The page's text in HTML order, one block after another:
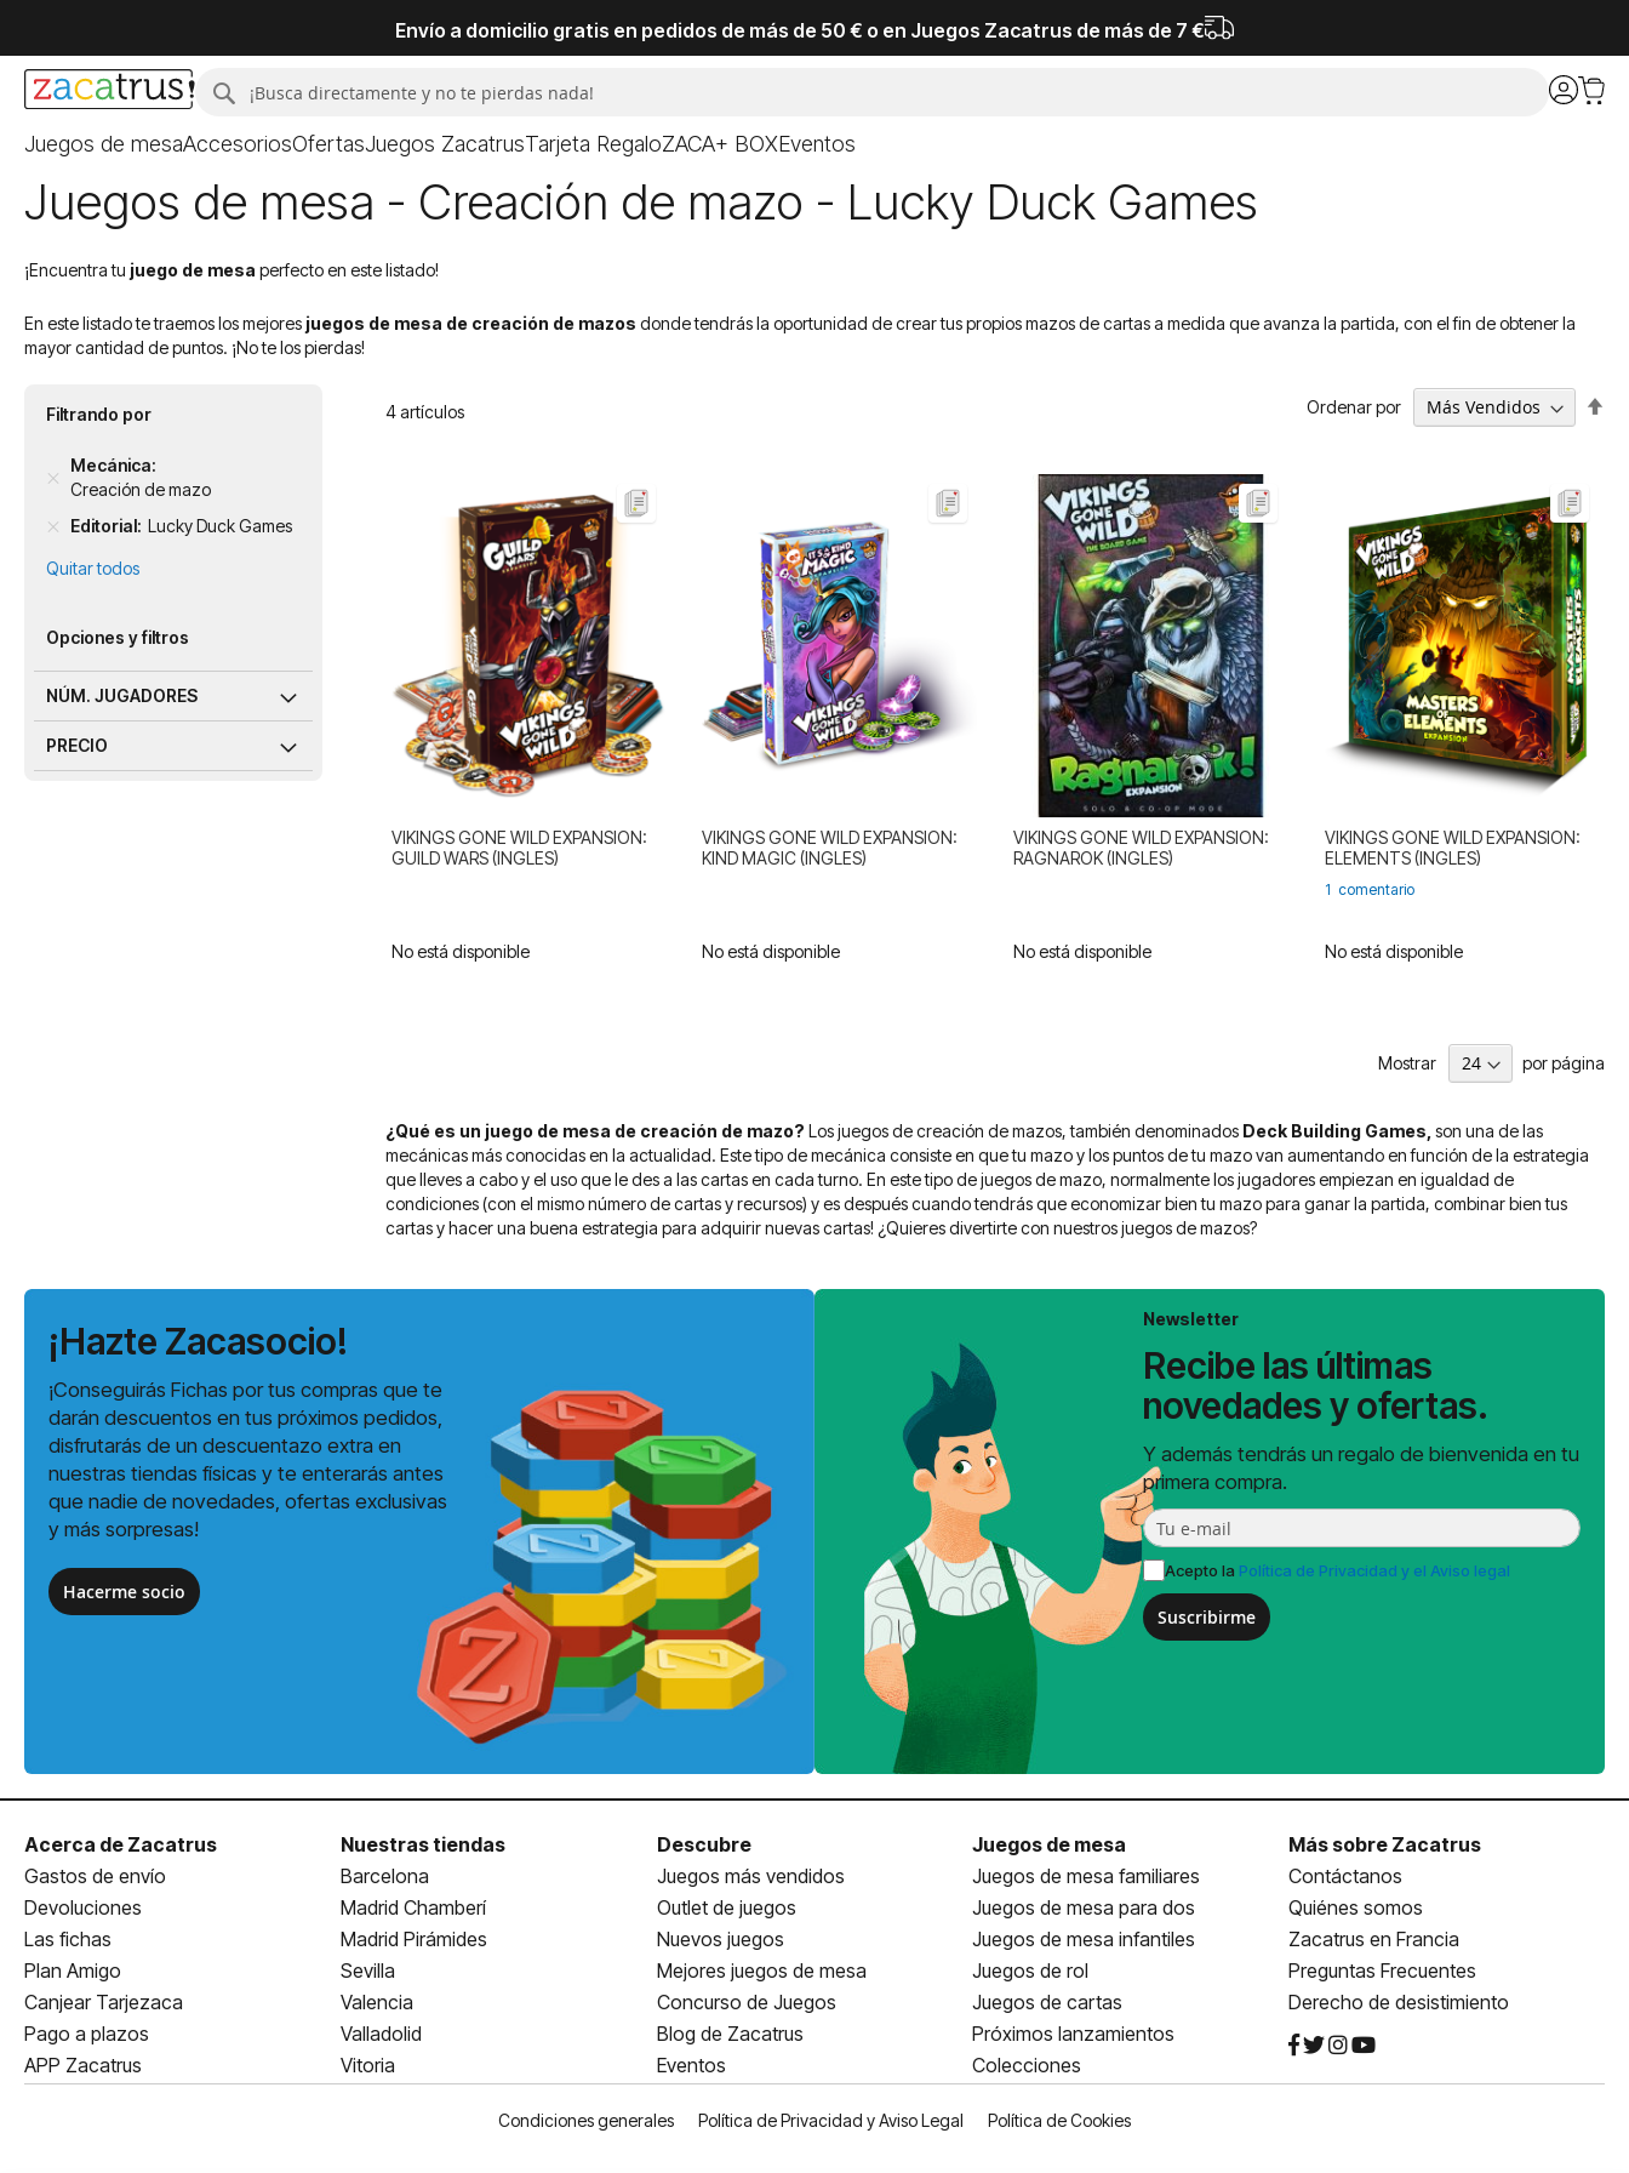
Envío a domicilio gratis en pedidos de más de 50 € o en Juegos Zacatrus de más de 7 €
Buscar
Juegos de mesaAccesoriosOfertasJuegos ZacatrusTarjeta RegaloZACA+ BOXEventos
Juegos de mesa - Creación de mazo - Lucky Duck Games
¡Encuentra tu juego de mesa perfecto en este listado!
En este listado te traemos los mejores juegos de mesa de creación de mazos donde tendrás la oportunidad de crear tus propios mazos de cartas a medida que avanza la partida, con el fin de obtener la
mayor cantidad de puntos. ¡No te los pierdas!
4artículos Ordenar por
VIKINGS GONE WILD EXPANSION:
GUILD WARS (INGLES)
No está disponible
VIKINGS GONE WILD EXPANSION:
KIND MAGIC (INGLES)
No está disponible
VIKINGS GONE WILD EXPANSION:
RAGNAROK (INGLES)
No está disponible
VIKINGS GONE WILD EXPANSION:
ELEMENTS (INGLES)
1 comentario
No está disponible
Mostrar por página
¿Qué es un juego de mesa de creación de mazo? Los juegos de creación de mazos, también denominados Deck Building Games, son una de las
mecánicas más conocidas en la actualidad. Este tipo de mecánica consiste en que tu mazo y los puntos de tu mazo van aumentando en función de la estrategia
que lleves a cabo y el uso que le des a las cartas en cada turno. En este tipo de juegos de mazo, normalmente los jugadores empiezan en igualdad de
condiciones (con el mismo número de cartas y recursos) y es después cuando tendrás que economizar bien tu mazo para ganar la partida, combinar bien tus
cartas y hacer una buena estrategia para adquirir nuevas cartas! ¿Quieres divertirte con nuestros juegos de mazos?
Filtrando por
Mecánica
Creación de mazo
Editorial Lucky Duck Games
Quitar todos
Opciones y filtros
NÚM. JUGADORES
PRECIO
¡Hazte Zacasocio!
¡Conseguirás Fichas por tus compras que te
darán descuentos en tus próximos pedidos,
disfrutarás de un descuentazo extra en
nuestras tiendas físicas y te enterarás antes
que nadie de novedades, ofertas exclusivas
y más sorpresas!
Hacerme socio
Newsletter
Recibe las últimas
novedades y ofertas.
Y además tendrás un regalo de bienvenida en tu
primera compra.
Acepto la Política de Privacidad y el Aviso legal
Suscribirme
Acerca de Zacatrus
Gastos de envío
Devoluciones
Las fichas
Plan Amigo
Canjear Tarjezaca
Pago a plazos
APP Zacatrus
Nuestras tiendas
Barcelona
Madrid Chamberí
Madrid Pirámides
Sevilla
Valencia
Valladolid
Vitoria
Descubre
Juegos más vendidos
Outlet de juegos
Nuevos juegos
Mejores juegos de mesa
Concurso de Juegos
Blog de Zacatrus
Eventos
Juegos de mesa
Juegos de mesa familiares
Juegos de mesa para dos
Juegos de mesa infantiles
Juegos de rol
Juegos de cartas
Próximos lanzamientos
Colecciones
Más sobre Zacatrus
Contáctanos
Quiénes somos
Zacatrus en Francia
Preguntas Frecuentes
Derecho de desistimiento
Condiciones generales Política de Privacidad y Aviso Legal Política de Cookies